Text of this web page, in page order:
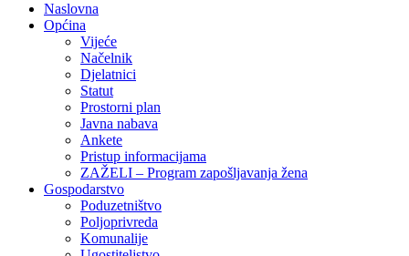
Naslovna
Općina
Vijeće
Načelnik
Djelatnici
Statut
Prostorni plan
Javna nabava
Ankete
Pristup informacijama
ZAŽELI – Program zapošljavanja žena
Gospodarstvo
Poduzetništvo
Poljoprivreda
Komunalije